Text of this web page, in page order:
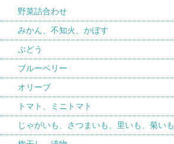
野菜詰合わせ
みかん、不知火、かぼす
ぶどう
ブルーベリー
オリーブ
トマト、ミニトマト
じゃがいも、さつまいも、里いも、菊いも